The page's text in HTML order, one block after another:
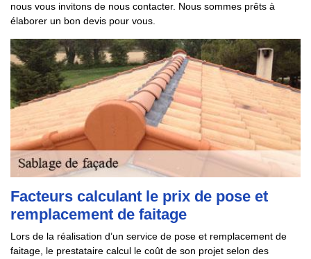
nous vous invitons de nous contacter. Nous sommes prêts à
élaborer un bon devis pour vous.
Facteurs calculant le prix de pose et
remplacement de faitage
Lors de la réalisation d’un service de pose et remplacement de
faitage, le prestataire calcul le coût de son projet selon des